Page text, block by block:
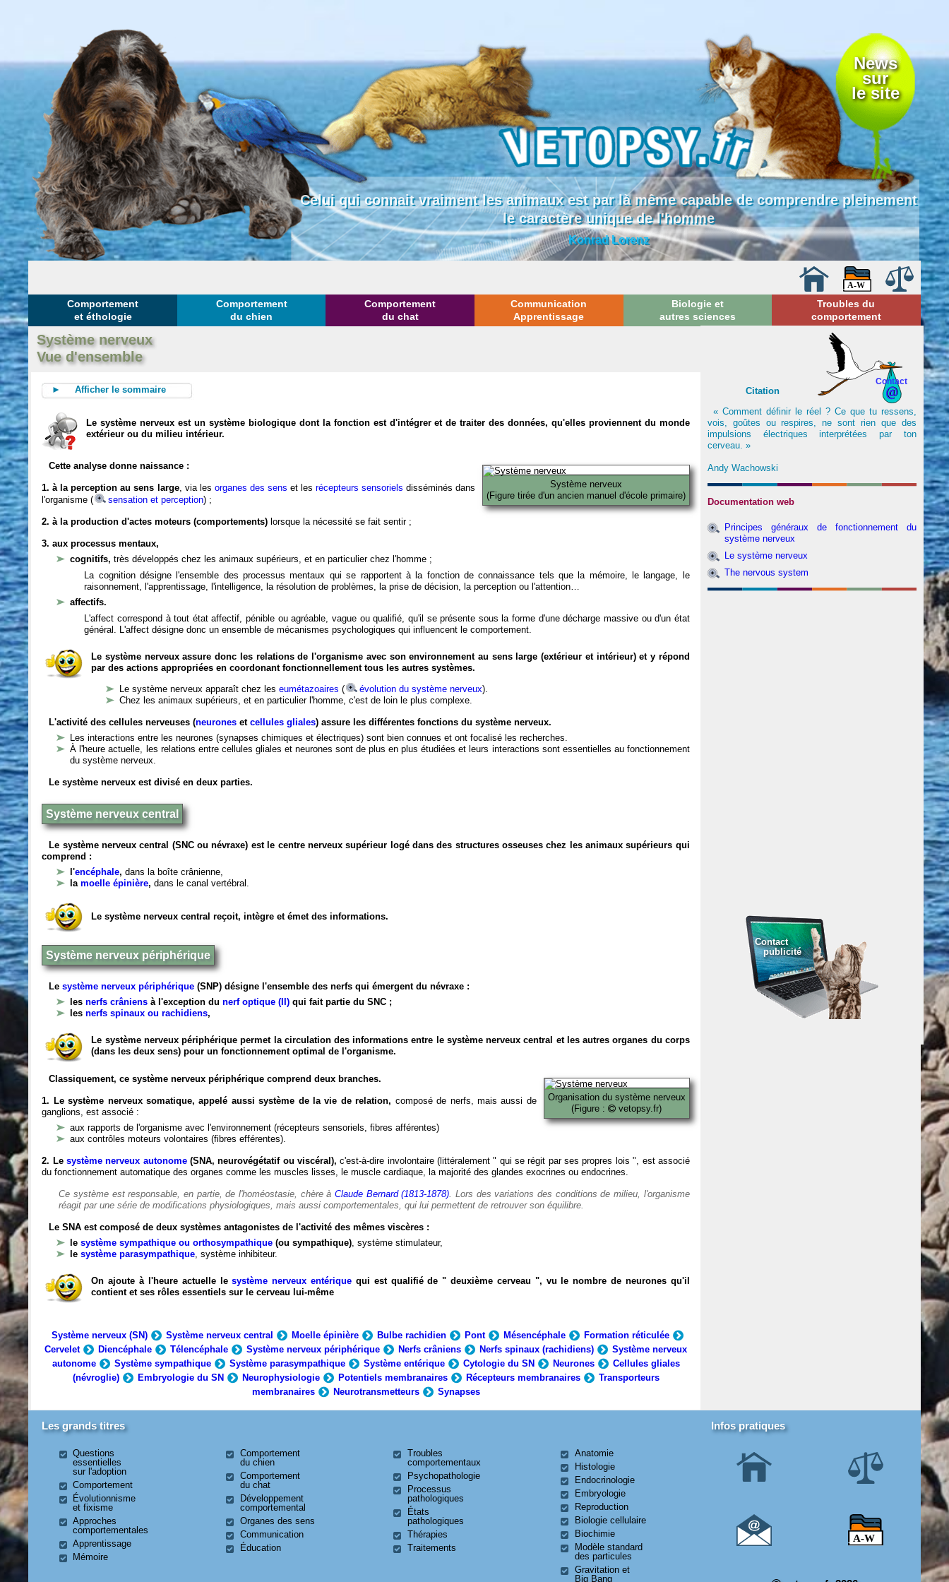
News
sur
le site
Celui qui connait vraiment les animaux est par là même capable de comprendre pleinement
le caractère unique de l'homme
Konrad Lorenz
Comportement
et éthologie
Comportement
du chien
Comportement
du chat
Communication
Apprentissage
Biologie et
autres sciences
Troubles du
comportement
Système nerveux
Vue d'ensemble
► Afficher le sommaire
Le système nerveux est un système biologique dont la fonction est d'intégrer et de traiter des données, qu'elles proviennent du monde
extérieur ou du milieu intérieur.
Système nerveux
(Figure tirée d'un ancien manuel d'école primaire)
Cette analyse donne naissance :
1. à la perception au sens large, via les organes des sens et les récepteurs sensoriels disséminés dans
l'organisme (
sensation et perception) ;
2. à la production d'actes moteurs (comportements) lorsque la nécessité se fait sentir ;
3. aux processus mentaux,
cognitifs,très développés chez les animaux supérieurs, et en particulier chez l'homme ;
La cognition désigne l'ensemble des processus mentaux qui se rapportent à la fonction de connaissance tels que la mémoire, le langage, le
raisonnement, l'apprentissage, l'intelligence, la résolution de problèmes, la prise de décision, la perception ou l'attention…
affectifs.
L'affect correspond à tout état affectif, pénible ou agréable, vague ou qualifié, qu'il se présente sous la forme d'une décharge massive ou d'un état
général. L'affect désigne donc un ensemble de mécanismes psychologiques qui influencent le comportement.
Le système nerveux assure donc les relations de l'organisme avec son environnement au sens large (extérieur et intérieur) et y répond
par des actions appropriées en coordonant fonctionnellement tous les autres systèmes.
Le système nerveux apparaît chez leseumétazoaires ( évolution du système nerveux).
Chez les animaux supérieurs, et en particulier l'homme, c'est de loin le plus complexe.
L'activité des cellules nerveuses (neurones etcellules gliales) assure les différentes fonctions du système nerveux.
Les interactions entre les neurones (synapses chimiques et électriques) sont bien connues et ont focalisé les recherches.
À l'heure actuelle, les relations entre cellules gliales et neurones sont de plus en plus étudiées et leurs interactions sont essentielles au fonctionnement
du système nerveux.
Le système nerveux est divisé en deux parties.
Système nerveux central
Le système nerveux central (SNC ou névraxe) est le centre nerveux supérieur logé dans des structures osseuses chez les animaux supérieurs qui
comprend :
l'encéphale,dans la boîte crânienne,
lamoelle épinière,dans le canal vertébral.
Le système nerveux central reçoit, intègre et émet des informations.
Système nerveux périphérique
Lesystème nerveux périphérique (SNP) désigne l'ensemble des nerfs qui émergent du névraxe :
lesnerfs crâniens à l'exception du nerf optique (II) qui fait partie du SNC ;
lesnerfs spinaux ou rachidiens,
Le système nerveux périphérique permet la circulation des informations entre le système nerveux central et les autres organes du corps
(dans les deux sens) pour un fonctionnement optimal de l'organisme.
Organisation du système nerveux
(Figure :
vetopsy.fr)
Classiquement, ce système nerveux périphérique comprend deux branches.
1. Le système nerveux somatique, appelé aussi système de la vie de relation, composé de nerfs, mais aussi de
ganglions, est associé :
aux rapports de l'organisme avec l'environnement (récepteurs sensoriels, fibres afférentes)
aux contrôles moteurs volontaires (fibres efférentes).
2. Le système nerveux autonome(SNA, neurovégétatif ou viscéral), c'est-à-dire involontaire (littéralement " qui se régit par ses propres lois ", est associé
du fonctionnement automatique des organes comme les muscles lisses, le muscle cardiaque, la majorité des glandes exocrines ou endocrines.
Ce système est responsable, en partie, de l'homéostasie, chère àClaude Bernard (1813-1878). Lors des variations des conditions de milieu, l'organisme
réagit par une série de modifications physiologiques, mais aussi comportementales, qui lui permettent de retrouver son équilibre.
Le SNA est composé de deux systèmes antagonistes de l'activité des mêmes viscères :
lesystème sympathique ou orthosympathique (ou sympathique), système stimulateur,
lesystème parasympathique, système inhibiteur.
On ajoute à l'heure actuelle lesystème nerveux entérique qui est qualifié de " deuxième cerveau ", vu le nombre de neurones qu'il
contient et ses rôles essentiels sur le cerveau lui-même
Système nerveux (SN) Système nerveux central Moelle épinière Bulbe rachidien Pont Mésencéphale
Formation réticulée
Cervelet
Diencéphale Télencéphale Système nerveux périphérique Nerfs crâniens Nerfs spinaux (rachidiens)
Système nerveux
autonome
Système sympathique Système parasympathique Système entérique Cytologie du SN Neurones
Cellules gliales
(névroglie)
Embryologie du SN Neurophysiologie Potentiels membranaires Récepteurs membranaires
Transporteurs
membranaires
Neurotransmetteurs Synapses
Contact
Citation
« Comment définir le réel ? Ce que tu ressens,
vois, goûtes ou respires, ne sont rien que des
impulsions électriques interprétées par ton
cerveau. »
Andy Wachowski
Documentation web
Principes généraux de fonctionnement du
système nerveux
Le système nerveux
The nervous system
Contact
publicité
Les grands titres
Questions
essentielles
sur l'adoption
Comportement
Évolutionnisme
et fixisme
Approches
comportementales
Apprentissage
Mémoire
Comportement
du chien
Comportement
du chat
Développement
comportemental
Organes des sens
Communication
Éducation
Troubles
comportementaux
Psychopathologie
Processus
pathologiques
États
pathologiques
Thérapies
Traitements
Anatomie
Histologie
Endocrinologie
Embryologie
Reproduction
Biologie cellulaire
Biochimie
Modèle standard
des particules
Gravitation et
Big Bang
Infos pratiques